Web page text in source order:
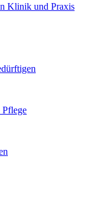
Klinik und Praxis
Pflege